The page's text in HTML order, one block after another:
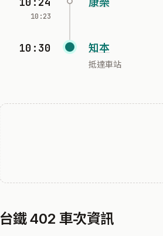
10:23
10:30 知本
抵達車站
台鐵 402 車次資訊